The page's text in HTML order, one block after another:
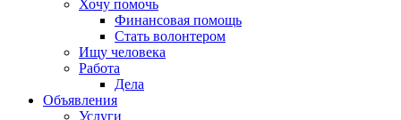
Хочу помочь
Финансовая помощь
Стать волонтером
Ищу человека
Работа
Дела
Объявления
Услуги